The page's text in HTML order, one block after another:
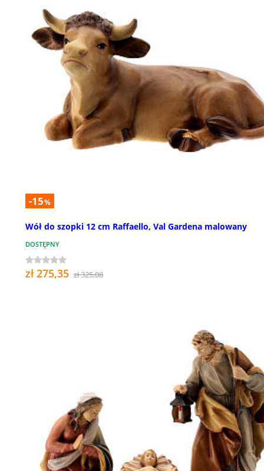
-15%
Wół do szopki 12 cm Raffaello, Val Gardena malowany
DOSTĘPNY
zł 275,35 zł 325,08